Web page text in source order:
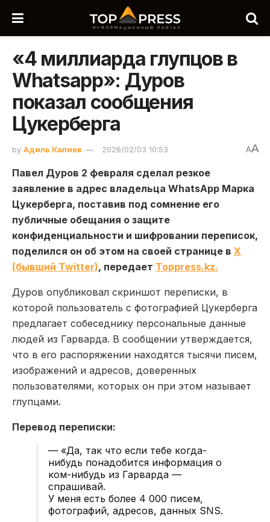
«4 миллиарда глупцов в
Whatsapp»: Дуров
показал сообщения
Цукерберга
by Адиль Калиев 2026/02/03 10:53 AA
Павел Дуров 2 февраля сделал резкое
заявление в адрес владельца WhatsApp Марка
Цукерберга, поставив под сомнение его
публичные обещания о защите
конфиденциальности и шифровании переписок,
поделился он об этом на своей странице в X
(бывший Twitter), передает Toppress.kz.
Дуров опубликовал скриншот переписки, в
которой пользователь с фотографией Цукерберга
предлагает собеседнику персональные данные
людей из Гарварда. В сообщении утверждается,
что в его распоряжении находятся тысячи писем,
изображений и адресов, доверенных
пользователями, которых он при этом называет
глупцами.
Перевод переписки:
— «Да, так что если тебе когда-
нибудь понадобится информация о
ком-нибудь из Гарварда —
спрашивай.
У меня есть более 4 000 писем,
фотографий, адресов, данных SNS.